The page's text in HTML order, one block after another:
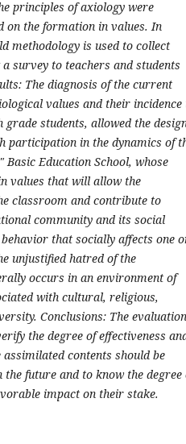
principles of axiology were
on the formation in values. In
methodology is used to collect
survey to teachers and students
The diagnosis of the current
values and their incidence
grade students, allowed the
participation in the dynamics of
Education School, whose
values that will allow the
classroom and contribute to
community and its social
that socially affects one
unjustified hatred of the
occurs in an environment of
with cultural, religious,
Conclusions: The evaluation
the degree of effectiveness
contents should be
future and to know the degree
impact on their stake.